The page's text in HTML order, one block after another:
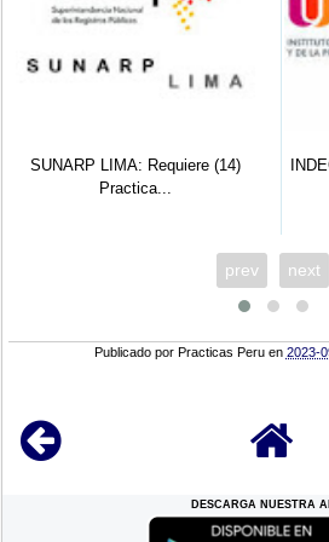
SUNARP LIMA: Requiere (14)
Practica...
prev next
Publicado por Practicas Peru en 2023-
DESCARGA NUESTRA